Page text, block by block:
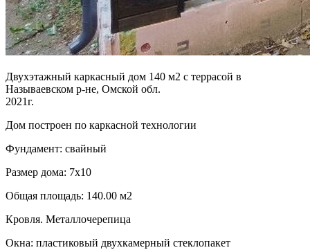
Двухэтажный каркасный дом 140 м2 с террасой в
Называевском р-не, Омской обл.
2021г.
Дом построен по каркасной технологии
Фундамент: свайный
Размер дома: 7х10
Общая площадь: 140.00 м2
Кровля. Металлочерепица
Окна: пластиковый двухкамерный стеклопакет